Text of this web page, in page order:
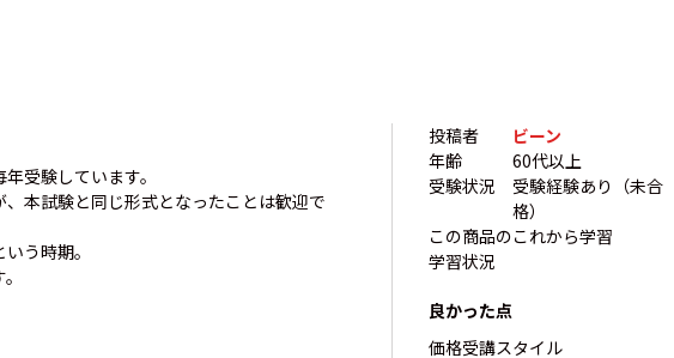
受験しています。
本試験と同じ形式となったことは歓迎で
う時期。
投稿者
ビーン
年齢
60代以上
受験状況
受験経験あり（未合
格）
この商品の
学習状況
これから学習
良かった点
価格受講スタイル